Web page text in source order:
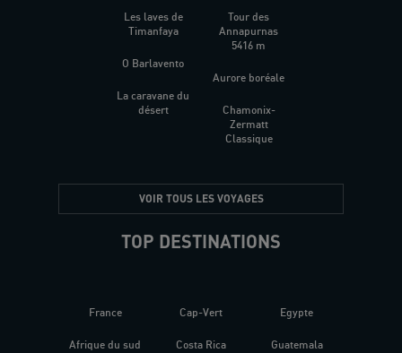
Les laves de
Timanfaya
O Barlavento
La caravane du
désert
Tour des
Annapurnas
5416 m
Aurore boréale
Chamonix-
Zermatt
Classique
VOIR TOUS LES VOYAGES
TOP DESTINATIONS
France
Afrique du sud
Cap-Vert
Costa Rica
Egypte
Guatemala